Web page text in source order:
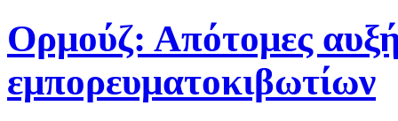
Ορμούζ: Απότομες
εμπορευματοκιβωτίων